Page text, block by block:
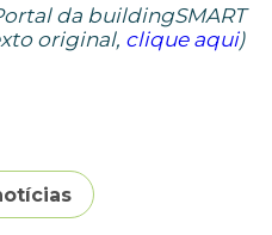
da buildingSMART
original, clique aqui)